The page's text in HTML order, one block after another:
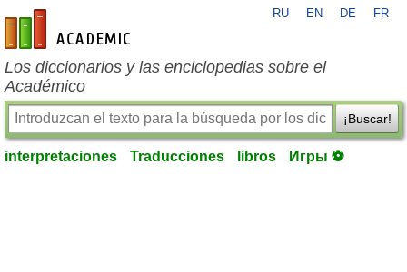
es-academic.com
RU EN DE FR
Los diccionarios y las enciclopedias sobre el
Académico
¡Buscar!
interpretaciones Traducciones libros Игры ⚽